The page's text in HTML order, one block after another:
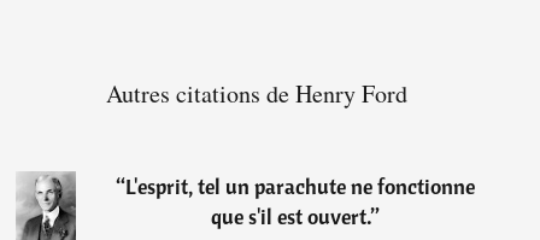
Autres citations de Henry Ford
“L'esprit, tel un parachute ne fonctionne
que s'il est ouvert.”